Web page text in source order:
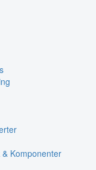
& Komponenter